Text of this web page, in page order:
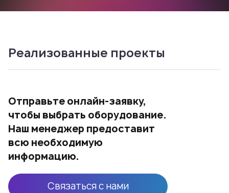
Реализованные проекты
Отправьте онлайн-заявку,
чтобы выбрать оборудование.
Наш менеджер предоставит
всю необходимую
информацию.
Связаться с нами